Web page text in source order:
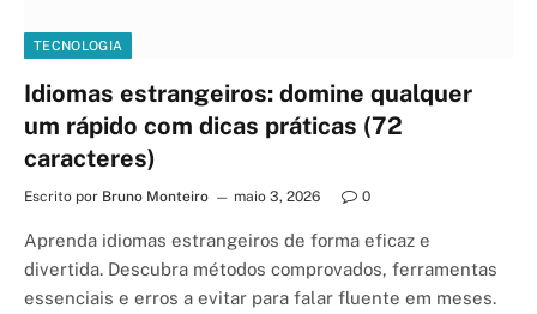
TECNOLOGIA
Idiomas estrangeiros: domine qualquer
um rápido com dicas práticas (72
caracteres)
Escrito por Bruno Monteiro maio 3, 2026 0
Aprenda idiomas estrangeiros de forma eficaz e
divertida. Descubra métodos comprovados, ferramentas
essenciais e erros a evitar para falar fluente em meses.